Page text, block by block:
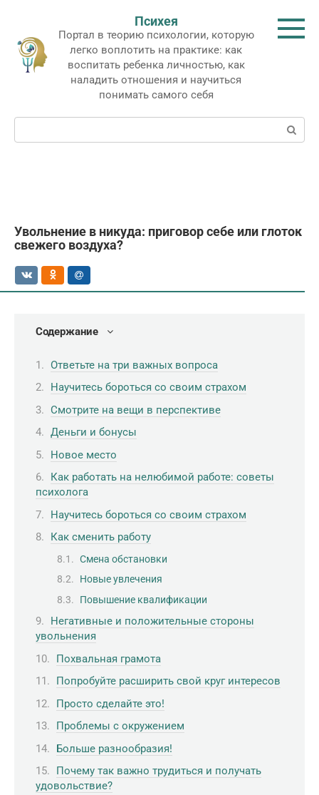
контенту
Психея
Портал в теорию психологии, которую
легко воплотить на практике: как
воспитать ребенка личностью, как
наладить отношения и научиться
понимать самого себя
Поиск:
Увольнение в никуда: приговор себе или глоток
свежего воздуха?
Содержание
Ответьте на три важных вопроса
Научитесь бороться со своим страхом
Смотрите на вещи в перспективе
Деньги и бонусы
Новое место
Как работать на нелюбимой работе: советы
психолога
Научитесь бороться со своим страхом
Как сменить работу
Смена обстановки
Новые увлечения
Повышение квалификации
Негативные и положительные стороны
увольнения
Похвальная грамота
Попробуйте расширить свой круг интересов
Просто сделайте это!
Проблемы с окружением
Больше разнообразия!
Почему так важно трудиться и получать
удовольствие?